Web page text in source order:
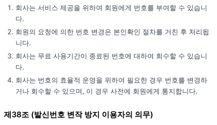
회사는 서비스 제공을 위하여 회원에게 번호를 부여할 수 있습니
다.
회원의 요청에 의한 번호 변경은 본인확인 절차를 거친 후 처리됩
니다.
회사는 무료 사용기간이 종료된 번호에 대하여 회수할 수 있습니
다.
회사는 번호의 효율적 운영을 위하여 필요한 경우 번호를 변경하
거나 회수할 수 있으며, 이 경우 사전에 회원에게 통지합니다.
제38조 (발신번호 변작 방지 이용자의 의무)